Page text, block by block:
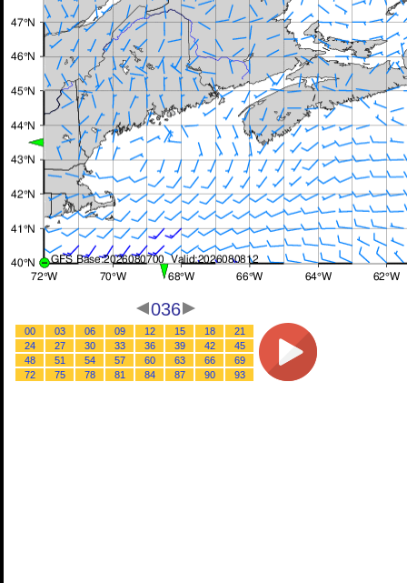
036
00 03 06 09 12 15 18
21
24
27 30 33 36 39 42
45
48
51 54 57 60 63 66
69
72
75 78 81 84 87 90 93